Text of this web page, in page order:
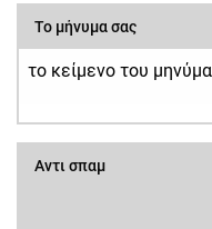
Το μήνυμα σας
Αντι σπαμ